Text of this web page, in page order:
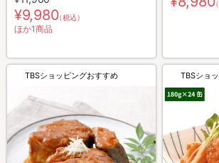
¥9,980（税込）
ほか1商品
TBSショッピングおすすめ TBSショ